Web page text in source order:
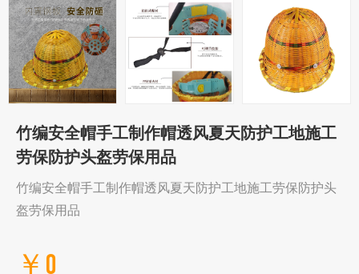
竹编安全帽手工制作帽透风夏天防护工地施工
劳保防护头盔劳保用品
竹编安全帽手工制作帽透风夏天防护工地施工劳保防护头
盔劳保用品
￥0